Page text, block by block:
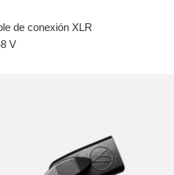
de conexión XLR
V